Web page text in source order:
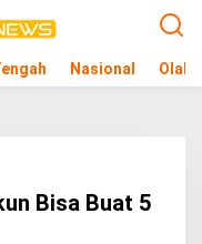
Nasional
Bisa Buat 5